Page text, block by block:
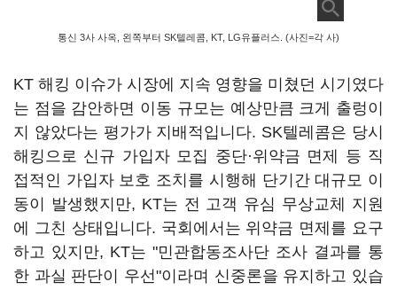
통신 3사 사옥, 왼쪽부터 SK텔레콤, KT, LG유플러스. (사진=각 사)
KT 해킹 이슈가 시장에 지속 영향을 미쳤던 시기였다
는 점을 감안하면 이동 규모는 예상만큼 크게 출렁이
지 않았다는 평가가 지배적입니다. SK텔레콤은 당시
해킹으로 신규 가입자 모집 중단·위약금 면제 등 직
접적인 가입자 보호 조치를 시행해 단기간 대규모 이
동이 발생했지만, KT는 전 고객 유심 무상교체 지원
에 그친 상태입니다. 국회에서는 위약금 면제를 요구
하고 있지만, KT는 "민관합동조사단 조사 결과를 통
한 과실 판단이 우선"이라며 신중론을 유지하고 있습